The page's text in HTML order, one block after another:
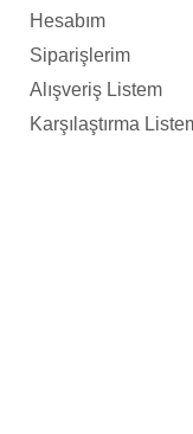
Hesabım
Siparişlerim
Alışveriş Listem
Karşılaştırma